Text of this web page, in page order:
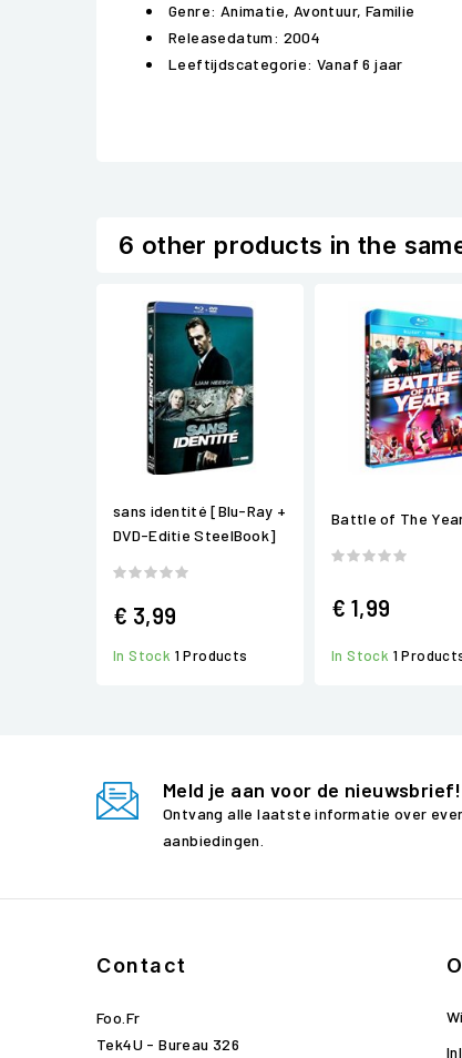
Genre: Animatie, Avontuur, Familie
Releasedatum: 2004
Leeftijdscategorie: Vanaf 6 jaar
6 other products in the
sans identité [Blu-Ray +
DVD-Editie SteelBook]
€ 3,99
In Stock 1 Products
Battle of The
€ 1,99
In Stock 1
Meld je aan voor de nieuwsbrief!
Ontvang alle laatste informatie over
aanbiedingen.
Contact
Foo.fr
Tek4U - Bureau 326